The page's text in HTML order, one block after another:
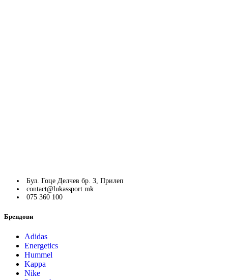
Бул. Гоце Делчев бр. 3, Прилеп
contact@lukassport.mk
075 360 100
Брендови
Adidas
Energetics
Hummel
Kappa
Nike